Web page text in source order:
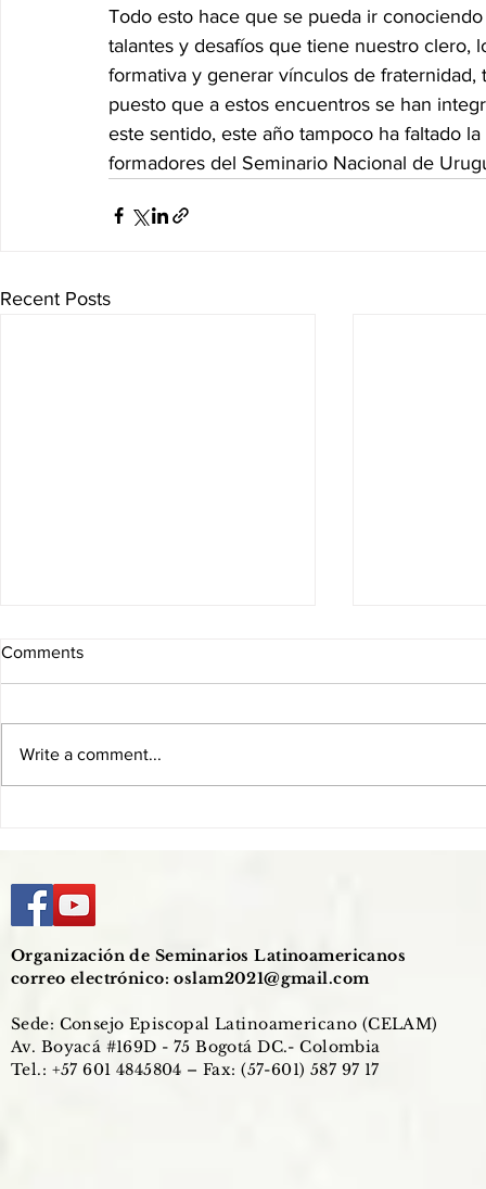
Todo esto hace que se pueda ir
talantes y desafíos que tiene nuestro
formativa y generar vínculos de
puesto que a estos encuentros se han
este sentido, este año tampoco ha faltado
formadores del Seminario Nacional de
Recent Posts
Comments
Write a comment...
Organización de Seminarios Latinoamericanos
correo electrónico:oslam2021@gmail.com
Sede: Consejo Episcopal Latinoamericano (CELAM)
Av. Boyacá #169D - 75 Bogotá DC.- Colombia
Tel.: +57 601 4845804 – Fax: (57-601) 587 97 17